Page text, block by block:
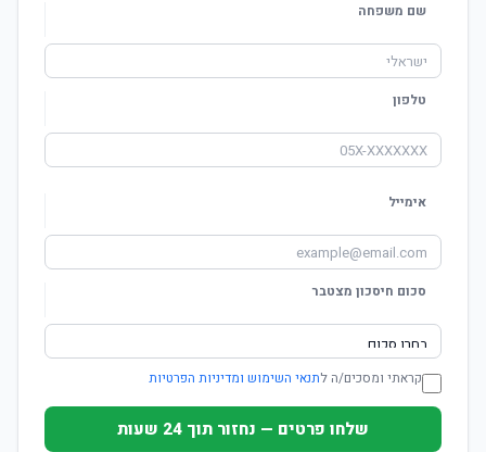
שם משפחה
טלפון
אימייל
סכום חיסכון מצטבר
קראתי ומסכים/ה לתנאי השימוש ומדיניות הפרטיות
שלחו פרטים — נחזור תוך 24 שעות